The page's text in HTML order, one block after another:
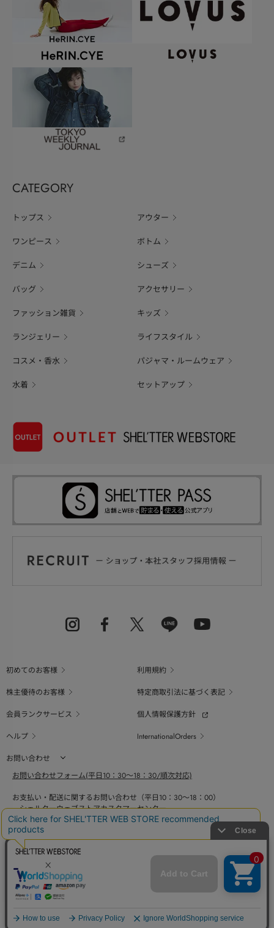
CATEGORY
トップス アウター
ワンピース ボトム
デニム シューズ
バッグ アクセサリー
ファッション雑貨 キッズ
ランジェリー ライフスタイル
コスメ・香水 パジャマ・ルームウェア
水着 セットアップ
初めてのお客様
利用規約
株主優待のお客様
特定商取引法に基づく表記
会員ランクサービス
個人情報保護方針
ヘルプ
InternationalOrders
お問い合わせ
お問い合わせフォーム(平日10：30～18：30/順次対応)
お支払い・配送に関するお問い合わせ（平日10：30～18：00）
シェルターウェブストアカスタマーセンター
0800-123-6820
商品の素材、サイズ、仕様等に関するお問い合せ（平日10：30～18：00）
バロックジャパンリミテッドコールセンター
03-6730-9191
BAROQUE JAPAN LIMITED